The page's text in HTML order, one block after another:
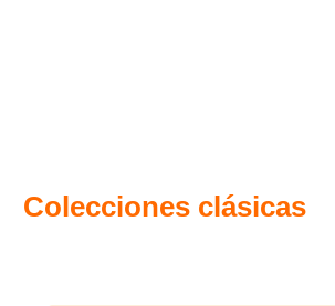
Colecciones clásicas